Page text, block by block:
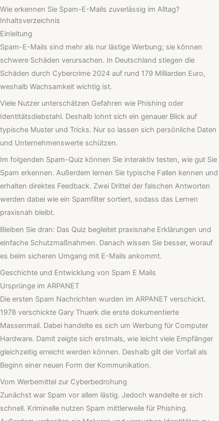
Wie erkennen Sie Spam-E-Mails zuverlässig im Alltag?
Inhaltsverzeichnis
Einleitung
Spam-E-Mails sind mehr als nur lästige Werbung; sie können
schwere Schäden verursachen. In Deutschland stiegen die
Schäden durch Cybercrime 2024 auf rund 179 Milliarden Euro,
weshalb Wachsamkeit wichtig ist.
Viele Nutzer unterschätzen Gefahren wie Phishing oder
Identitätsdiebstahl. Deshalb lohnt sich ein genauer Blick auf
typische Muster und Tricks. Nur so lassen sich persönliche Daten
und Unternehmenswerte schützen.
Im folgenden Spam-Quiz können Sie interaktiv testen, wie gut Sie
Spam erkennen. Außerdem lernen Sie typische Fallen kennen und
erhalten direktes Feedback. Zwei Drittel der falschen Antworten
werden dabei wie ein Spamfilter sortiert, sodass das Lernen
praxisnah bleibt.
Bleiben Sie dran: Das Quiz begleitet praxisnahe Erklärungen und
einfache Schutzmaßnahmen. Danach wissen Sie besser, worauf
es beim sicheren Umgang mit E-Mails ankommt.
Geschichte und Entwicklung von Spam E Mails
Ursprünge im ARPANET
Die ersten Spam Nachrichten wurden im ARPANET verschickt.
1978 verschickte Gary Thuerk die erste dokumentierte
Massenmail. Dabei handelte es sich um Werbung für Computer
Hardware. Damit zeigte sich erstmals, wie leicht viele Empfänger
gleichzeitig erreicht werden können. Deshalb gilt der Vorfall als
Beginn einer neuen Form der Kommunikation.
Vom Werbemittel zur Cyberbedrohung
Zunächst war Spam vor allem lästig. Jedoch wandelte er sich
schnell. Kriminelle nutzen Spam mittlerweile für Phishing.